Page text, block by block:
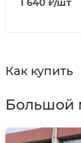
1 640₽/шт
Как купить
Большой